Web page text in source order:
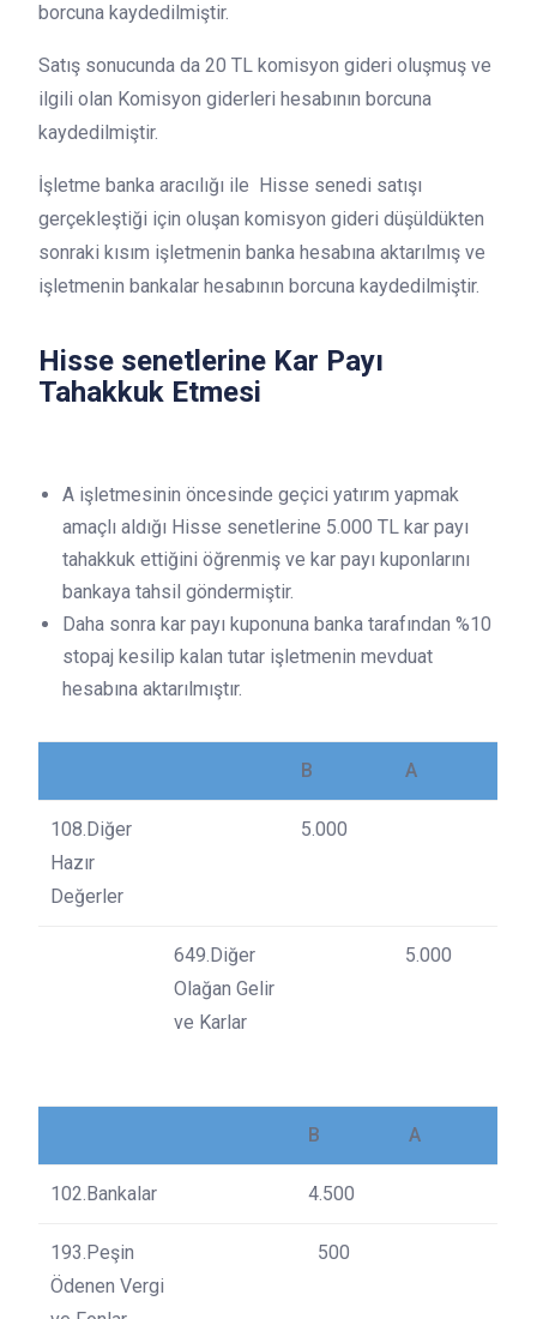
borcuna kaydedilmiştir.
Satış sonucunda da 20 TL komisyon gideri oluşmuş ve
ilgili olan Komisyon giderleri hesabının borcuna
kaydedilmiştir.
İşletme banka aracılığı ile Hisse senedi satışı
gerçekleştiği için oluşan komisyon gideri düşüldükten
sonraki kısım işletmenin banka hesabına aktarılmış ve
işletmenin bankalar hesabının borcuna kaydedilmiştir.
Hisse senetlerine Kar Payı
Tahakkuk Etmesi
A işletmesinin öncesinde geçici yatırım yapmak
amaçlı aldığı Hisse senetlerine 5.000 TL kar payı
tahakkuk ettiğini öğrenmiş ve kar payı kuponlarını
bankaya tahsil göndermiştir.
Daha sonra kar payı kuponuna banka tarafından %10
stopaj kesilip kalan tutar işletmenin mevduat
hesabına aktarılmıştır.
B A
108.Diğer
Hazır
Değerler
5.000
649.Diğer
Olağan Gelir
ve Karlar
5.000
B A
102.Bankalar 4.500
193.Peşin
Ödenen Vergi
500